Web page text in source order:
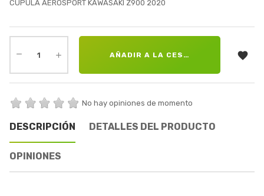
CUPULA AEROSPORT KAWASAKI Z900 2020
AÑADIR A LA CESTA 
No hay opiniones de momento
DESCRIPCIÓN DETALLES DEL PRODUCTO
OPINIONES